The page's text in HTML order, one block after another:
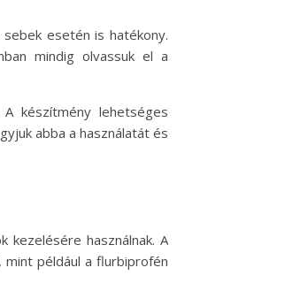
esetén is hatékony.
mindig olvassuk el a
készítmény lehetséges
abba a használatát és
használnak. A
mint például a flurbiprofén